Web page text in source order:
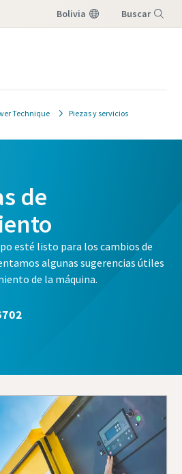
Bolivia Buscar
Technique Piezas y servicios
de
esté listo para los cambios de
algunas sugerencias útiles
de la máquina.